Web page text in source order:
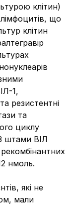
клітин)
що
клітин
1,
резистентні
та
циклу
штами ВІЛ
нмоль.
які не
мали